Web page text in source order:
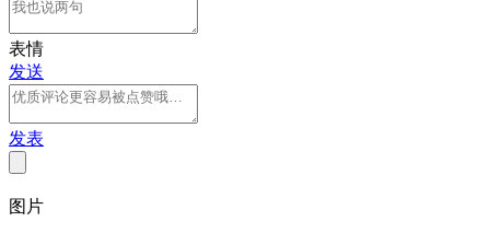
表情
发送
发表
图片